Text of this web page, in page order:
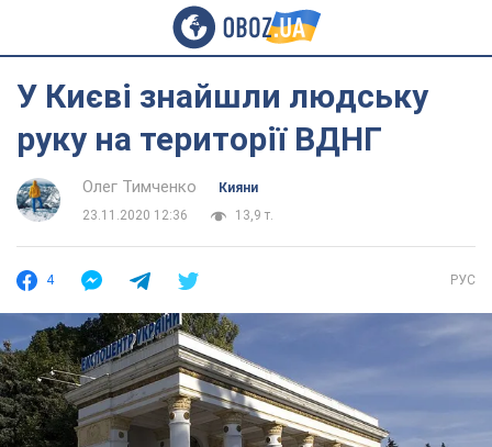
У Києві знайшли людську
руку на території ВДНГ
Олег Тимченко
Кияни
23.11.2020 12:36
13,9 т.
4 РУС